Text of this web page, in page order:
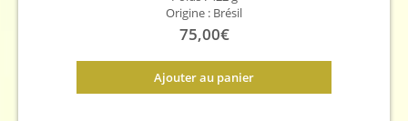
Origine : Brésil
75,00€
Ajouter au panier